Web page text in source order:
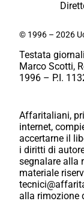
© 1996 – 2026
Testata
Marco Scotti,
1996 – P.I.
Affaritaliani,
internet,
accertarne il
i diritti di
segnalare alla
materiale
alla rimozione